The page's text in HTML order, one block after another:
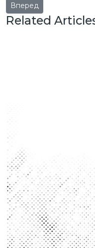
Следующий: Обзор и
Вперед
Related